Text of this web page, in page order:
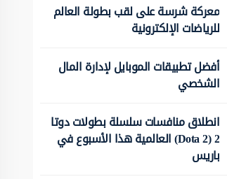
معركة شرسة على لقب بطولة العالم
للرياضات الإلكترونية
أفضل تطبيقات الموبايل لإدارة المال
الشخصي
انطلاق منافسات سلسلة بطولات دوتا
2 (Dota 2) العالمية هذا الأسبوع في
باريس